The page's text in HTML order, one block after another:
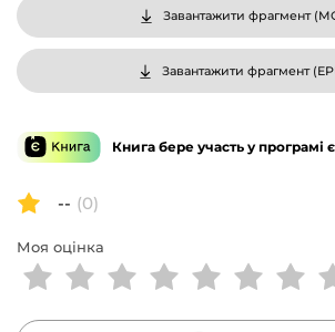
Життя жінки розбивається на друзки.
невідомість та виживання за Волгою.
заручницею домагань партійця
врятувати сина й не потрапити в
шлях буде встелений тернами, що
душу. Дорога втрати, болю, кохання,
Завантажити фрагмент (
Завантажити фрагмент (
Книга бере участь у програмі
-- (0)
Моя оцінка